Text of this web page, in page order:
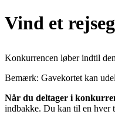
Vind et
Konkurrencen løber indtil
Bemærk: Gavekortet kan
Når du deltager i
indbakke. Du kan til en hver